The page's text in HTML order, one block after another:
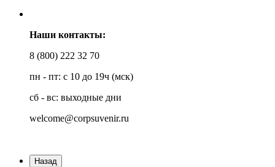
Наши контакты:
8 (800) 222 32 70
пн - пт: с 10 до 19ч (мск)
сб - вс: выходные дни
welcome@corpsuvenir.ru
Назад